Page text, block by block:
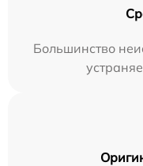
Большинство